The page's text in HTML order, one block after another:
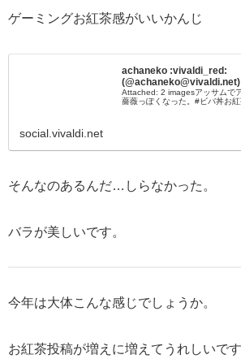
ゲーミングお紅茶感がいいかんじ
achaneko :vivaldi_red:
(@achaneko@vivaldi.net)
Attached: 2 imagesアッサムで
薔薇っぽくなった。#ビバ丼お
social.vivaldi.net
そんなのあるんだ…しらなかった。
バラが美しいです。
今年は大体こんな感じでしょうか。
お紅茶投稿が増えに増えてうれしいで